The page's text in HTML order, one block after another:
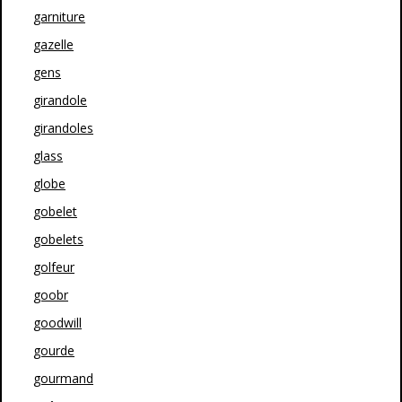
garniture
gazelle
gens
girandole
girandoles
glass
globe
gobelet
gobelets
golfeur
goobr
goodwill
gourde
gourmand